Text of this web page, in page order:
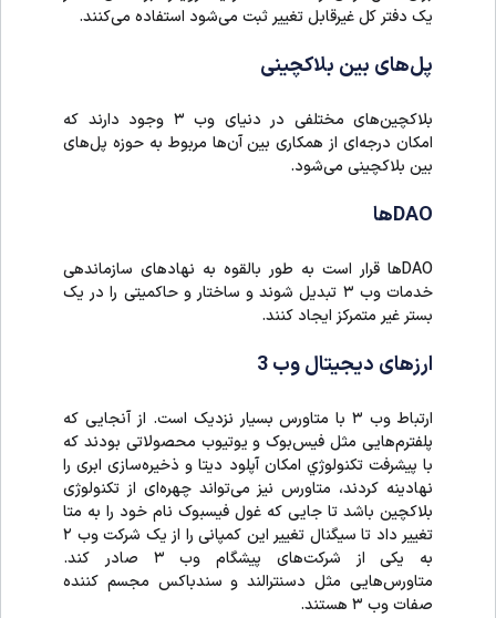
یک دفتر کل غیرقابل تغییر ثبت می‌شود استفاده می‌کنند.
پل‌های بین بلاکچینی
بلاکچین‌های مختلفی در دنیای وب ۳ وجود دارند که
امکان درجه‌ای از همکاری بین آن‌ها مربوط به حوزه پل‌های
بین بلاکچینی می‌شود.
DAOها
DAOها قرار است به طور بالقوه به نهاد‌های سازماندهی
خدمات وب ۳ تبدیل شوند و ساختار و حاکمیتی را در یک
بستر غیر متمرکز ایجاد کنند.
ارزهای دیجیتال وب 3
ارتباط وب ۳ با متاورس بسیار نزدیک است. از آنجایی که
پلفترم‌هایی مثل فیس‌بوک و یوتیوب محصولاتی بودند که
با پیشرفت تکنولوژي امکان آپلود دیتا و ذخیره‌سازی ابری را
نهادینه کردند، متاورس نیز می‌تواند چهره‌ای از تکنولوژی
بلاکچین باشد تا جایی که غول فیسبوک نام خود را به متا
تغییر داد تا سیگنال تغییر این کمپانی را از یک شرکت وب ۲
به یکی از شرکت‌های پیشگام وب ۳ صادر کند.
متاورس‌هایی مثل دسنترالند و سندباکس مجسم کننده
صفات وب ۳ هستند.